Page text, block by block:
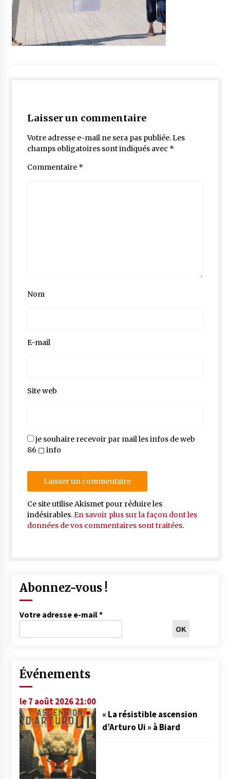
Laisser un commentaire
Votre adresse e-mail ne sera pas publiée.Les
champs obligatoires sont indiqués avec *
Commentaire *
Nom
E-mail
Site web
je souhaire recevoir par mail les infos de web
86 ▢ info
Ce site utilise Akismet pour réduire les
indésirables.En savoir plus sur la façon dont les
données de vos commentaires sont traitées.
Abonnez-vous !
Votre adresse e-mail*
Événements
le 7 août 2026 21:00
« La résistible ascension
d’Arturo Ui » à Biard